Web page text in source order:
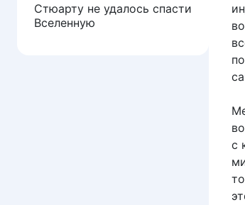
с
Стюарту не удалось спасти
Вселенную